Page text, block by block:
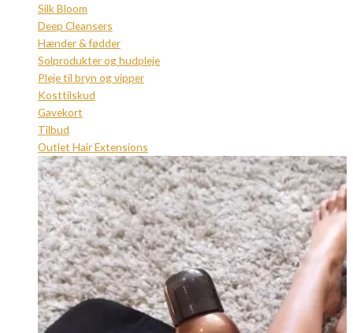
Silk Bloom
Deep Cleansers
Hænder & fødder
Solprodukter og hudpleje
Pleje til bryn og vipper
Kosttilskud
Gavekort
Tilbud
Outlet Hair Extensions